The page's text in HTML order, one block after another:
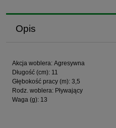
Opis
Akcja woblera: Agresywna
Długość (cm): 11
Głębokość pracy (m): 3,5
Rodz. woblera: Pływający
Waga (g): 13